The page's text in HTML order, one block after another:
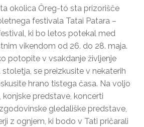
okolica Öreg-tó sta prizorišče
festivala Tatai Patara –
ki bo letos potekal med
vikendom od 26. do 28. maja.
potopite v vsakdanje življenje
stoletja, se preizkusite v nekaterih
hrano tistega časa. Na voljo
predstave, koncerti
gledališke predstave,
z ognjem, ki bodo v Tati pričarali